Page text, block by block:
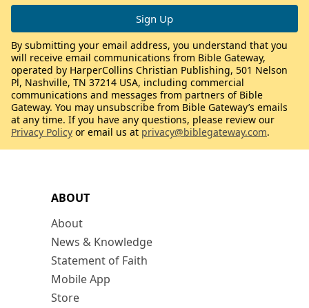
ABOUT
About
News & Knowledge
Statement of Faith
Mobile App
Store
By submitting your email address, you understand that you
will receive email communications from Bible Gateway,
operated by HarperCollins Christian Publishing, 501 Nelson
Pl, Nashville, TN 37214 USA, including commercial
communications and messages from partners of Bible
Gateway. You may unsubscribe from Bible Gateway’s emails
at any time. If you have any questions, please review our
Privacy Policy or email us at privacy@biblegateway.com.